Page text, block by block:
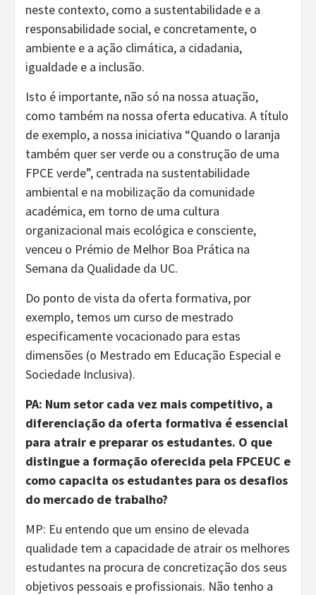
neste contexto, como a sustentabilidade e a
responsabilidade social, e concretamente, o
ambiente e a ação climática, a cidadania,
igualdade e a inclusão.
Isto é importante, não só na nossa atuação,
como também na nossa oferta educativa. A título
de exemplo, a nossa iniciativa “Quando o laranja
também quer ser verde ou a construção de uma
FPCE verde”, centrada na sustentabilidade
ambiental e na mobilização da comunidade
académica, em torno de uma cultura
organizacional mais ecológica e consciente,
venceu o Prémio de Melhor Boa Prática na
Semana da Qualidade da UC.
Do ponto de vista da oferta formativa, por
exemplo, temos um curso de mestrado
especificamente vocacionado para estas
dimensões (o Mestrado em Educação Especial e
Sociedade Inclusiva).
PA: Num setor cada vez mais competitivo, a
diferenciação da oferta formativa é essencial
para atrair e preparar os estudantes. O que
distingue a formação oferecida pela FPCEUC e
como capacita os estudantes para os desafios
do mercado de trabalho?
MP: Eu entendo que um ensino de elevada
qualidade tem a capacidade de atrair os melhores
estudantes na procura de concretização dos seus
objetivos pessoais e profissionais. Não tenho a